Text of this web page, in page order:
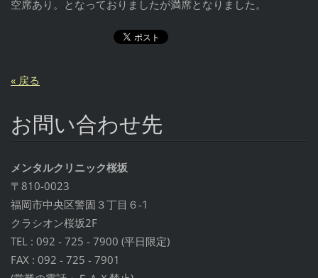
空席あり。となっておりましたが満席となりました。
« 戻る
お問い合わせ先
メンタルクリニック桜坂
〒810-0023
福岡市中央区警固３丁目６-1
クラシオン桜坂2F
TEL : 092 - 725 - 7900 (平日限定)
FAX : 092 - 725 - 7901